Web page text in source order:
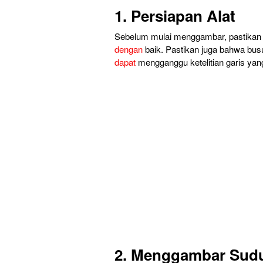
1. Persiapan Alat
Sebelum mulai menggambar,
denganbaik. Pastikan juga bahwa
dapat mengganggu ketelitian garis
2. Menggambar